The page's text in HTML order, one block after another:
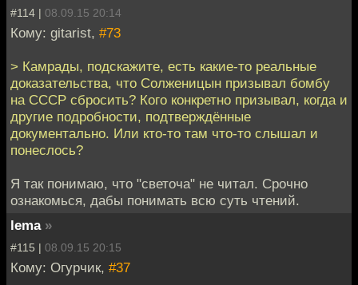
#114 | 08.09.15 20:14
Кому: gitarist, #73
> Камрады, подскажите, есть какие-то реальные
доказательства, что Солженицын призывал бомбу
на СССР сбросить? Кого конкретно призывал, когда и
другие подробности, подтверждённые
документально. Или кто-то там что-то слышал и
понеслось?
Я так понимаю, что "светоча" не читал. Срочно
ознакомься, дабы понимать всю суть чтений.
lema »
#115 | 08.09.15 20:15
Кому: Огурчик, #37